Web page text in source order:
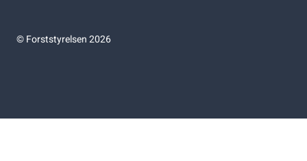
©Forststyrelsen 2026